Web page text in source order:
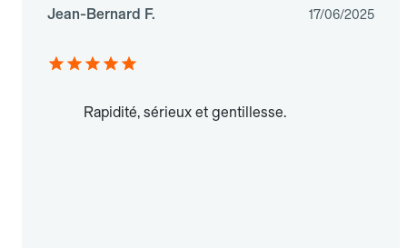
Jean-Bernard F. 17/06/2025
Rapidité, sérieux et gentillesse.